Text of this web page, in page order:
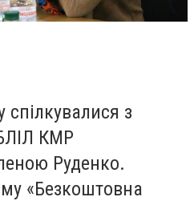
з
КМР
Руденко.
«Безкоштовна